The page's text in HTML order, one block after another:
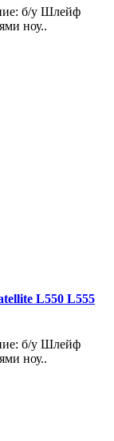
б/у Шлейф
ноу..
L550 L555
б/у Шлейф
ноу..